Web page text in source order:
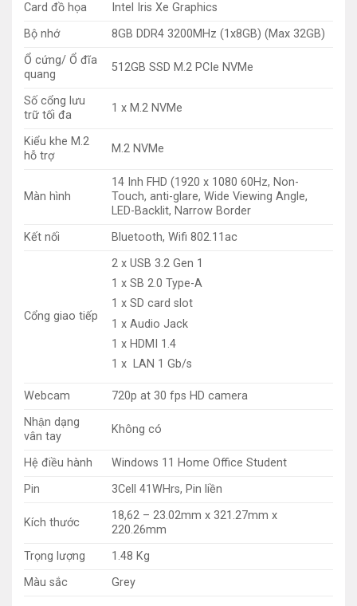
Card đồ họa
Intel Iris Xe Graphics
Bộ nhớ
8GB DDR4 3200MHz (1x8GB) (Max 32GB)
Ổ cứng/ Ổ đĩa
quang
512GB SSD M.2 PCIe NVMe
Số cổng lưu
trữ tối đa
1 x M.2 NVMe
Kiểu khe M.2
hỗ trợ
M.2 NVMe
Màn hình
14 Inh FHD (1920 x 1080 60Hz, Non-
Touch, anti-glare, Wide Viewing Angle,
LED-Backlit, Narrow Border
Kết nối
Bluetooth, Wifi 802.11ac
Cổng giao tiếp
2 x USB 3.2 Gen 1
1 x SB 2.0 Type-A
1 x SD card slot
1 x Audio Jack
1 x HDMI 1.4
1 x LAN 1 Gb/s
Webcam
720p at 30 fps HD camera
Nhận dạng
vân tay
Không có
Hệ điều hành
Windows 11 Home Office Student
Pin
3Cell 41WHrs, Pin liền
Kích thước
18,62 – 23.02mm x 321.27mm x
220.26mm
Trọng lượng
1.48 Kg
Màu sắc
Grey